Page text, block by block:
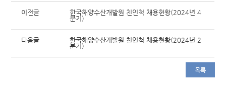
이전글
한국해양수산개발원 친인척 채용현황(2024년 4
분기)
다음글
한국해양수산개발원 친인척 채용현황(2024년 2
분기)
목록